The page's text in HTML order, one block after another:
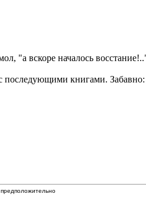
"а вскоре началось
последующими книгами.